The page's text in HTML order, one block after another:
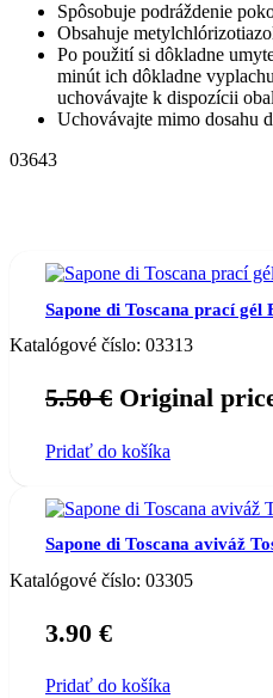
Spôsobuje podráždenie
Obsahuje
Po použití si dôkladne
minút ich dôkladne
uchovávajte k dispozícii
Uchovávajte mimo dosahu
03643
Sapone di Toscana prací
Katalógové číslo: 03313
5.50€ Original
Pridať do košíka
Sapone di Toscana aviváž
Katalógové číslo: 03305
3.90 €
Pridať do košíka